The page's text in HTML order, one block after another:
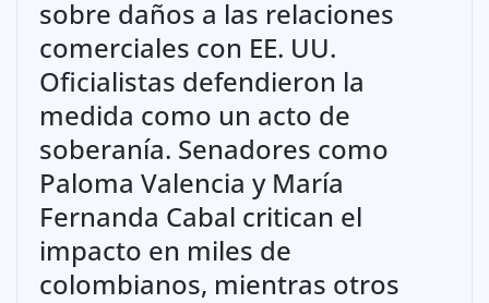
sobre daños a las relaciones
comerciales con EE. UU.
Oficialistas defendieron la
medida como un acto de
soberanía. Senadores como
Paloma Valencia y María
Fernanda Cabal critican el
impacto en miles de
colombianos, mientras otros